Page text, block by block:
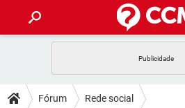
CELULAR
DICAS
Fórum Rede social